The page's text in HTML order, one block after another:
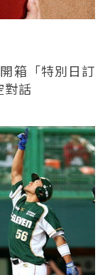
箱「特別日訂
對話